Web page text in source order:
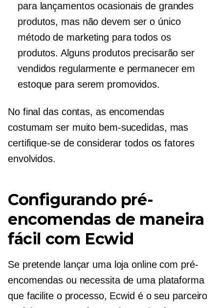
para lançamentos ocasionais de grandes
produtos, mas não devem ser o único
método de marketing para todos os
produtos. Alguns produtos precisarão ser
vendidos regularmente e permanecer em
estoque para serem promovidos.
No final das contas, as encomendas
costumam ser muito bem-sucedidas, mas
certifique-se de considerar todos os fatores
envolvidos.
Configurando pré-
encomendas de maneira
fácil com Ecwid
Se pretende lançar uma loja online com pré-
encomendas ou necessita de uma plataforma
que facilite o processo, Ecwid é o seu parceiro